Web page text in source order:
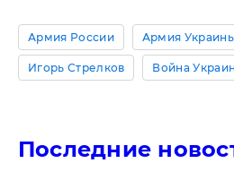
Армия России Армия
Игорь Стрелков Война
Последние